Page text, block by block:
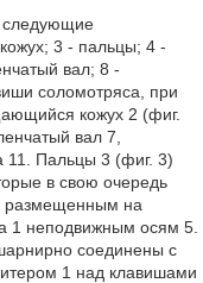
следующие
3 - пальцы; 4 -
вал; 8 -
соломотряса, при
кожух 2 (фиг.
вал 7,
11. Пальцы 3 (фиг. 3)
в свою очередь
размещенным на
1 неподвижным осям 5.
соединены с
1 над клавишами